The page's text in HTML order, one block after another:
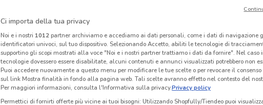
Ci importa della tua privacy
Noi e i nostri 1012partner archiviamo e accediamo ai dati personali, come i dati di navigazione
identificatori univoci, sul tuo dispositivo. Selezionando Accetto, abiliti le tecnologie di
supportino gli scopi mostrati alla voce "Noi e i nostri partner trattiamo i dati da fornire". Nel caso
tecnologie dovessero essere disabilitate, alcuni contenuti e annunci visualizzati potrebbero non
Puoi accedere nuovamente a questo menu per modificare le tue scelte o per revocare il
sul link Mostra finalità in fondo alla pagina web. Tali scelte avranno effetto nel contesto del
Per maggiori informazioni, consulta l'Informativa sulla privacy.Privacy policy
Permettici di fornirti offerte più vicine ai tuoi bisogni: Utilizzando Shopfully/Tiendeo puoi